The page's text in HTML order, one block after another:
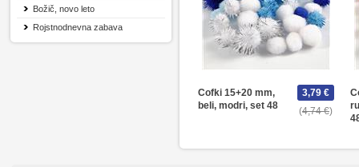
Božič, novo leto
Rojstnodnevna zabava
Cofki 15+20 mm,
beli, modri, set 48
4,74 €
3,79 €